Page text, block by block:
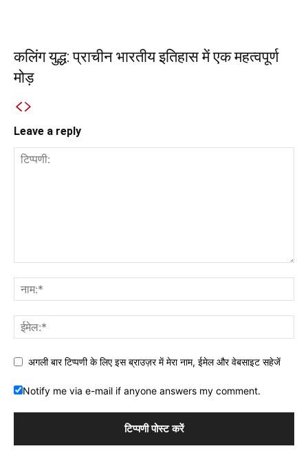
कलिंग युद्ध: प्राचीन भारतीय इतिहास में एक महत्वपूर्ण
मोड़
Leave a reply
अगली बार टिप्पणी के लिए इस ब्राउज़र में मेरा नाम, ईमेल और वेबसाइट सहेजें
Notify me via e-mail if anyone answers my comment.